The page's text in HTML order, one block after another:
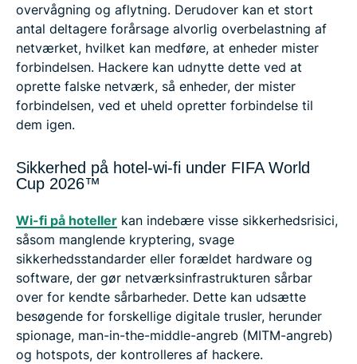
overvågning og aflytning. Derudover kan et stort
antal deltagere forårsage alvorlig overbelastning af
netværket, hvilket kan medføre, at enheder mister
forbindelsen. Hackere kan udnytte dette ved at
oprette falske netværk, så enheder, der mister
forbindelsen, ved et uheld opretter forbindelse til
dem igen.
Sikkerhed på hotel-wi-fi under FIFA World
Cup 2026™
Wi-fi på hoteller kan indebære visse sikkerhedsrisici,
såsom manglende kryptering, svage
sikkerhedsstandarder eller forældet hardware og
software, der gør netværksinfrastrukturen sårbar
over for kendte sårbarheder. Dette kan udsætte
besøgende for forskellige digitale trusler, herunder
spionage, man-in-the-middle-angreb (MITM-angreb)
og hotspots, der kontrolleres af hackere.